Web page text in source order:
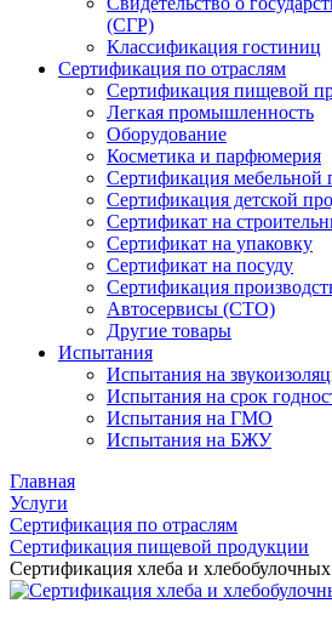
(СГР)
Классификация гостиниц
Сертификация по отраслям
Сертификация пищевой
Легкая промышленность
Оборудование
Косметика и парфюмерия
Сертификация мебельной
Сертификация детской
Сертификат на
Сертификат на упаковку
Сертификат на посуду
Сертификация
Автосервисы (СТО)
Другие товары
Испытания
Испытания на
Испытания на срок
Испытания на ГМО
Испытания на БЖУ
Главная
Услуги
Сертификация по отраслям
Сертификация пищевой продукции
Сертификация хлеба и